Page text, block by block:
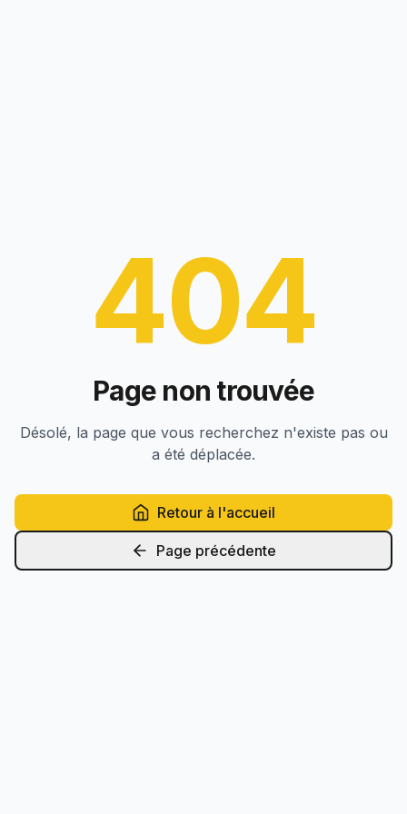
404
Page non trouvée
Désolé, la page que vous recherchez n'existe pas ou
a été déplacée.
Retour à l'accueil
Page précédente